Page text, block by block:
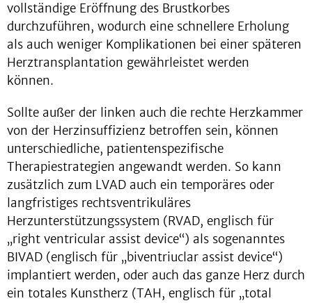
vollständige Eröffnung des Brustkorbes
durchzuführen, wodurch eine schnellere Erholung
als auch weniger Komplikationen bei einer späteren
Herztransplantation gewährleistet werden
können.
Sollte außer der linken auch die rechte Herzkammer
von der Herzinsuffizienz betroffen sein, können
unterschiedliche, patientenspezifische
Therapiestrategien angewandt werden. So kann
zusätzlich zum LVAD auch ein temporäres oder
langfristiges rechtsventrikuläres
Herzunterstützungssystem (RVAD, englisch für
„right ventricular assist device“) als sogenanntes
BIVAD (englisch für „biventriuclar assist device“)
implantiert werden, oder auch das ganze Herz durch
ein totales Kunstherz (TAH, englisch für „total